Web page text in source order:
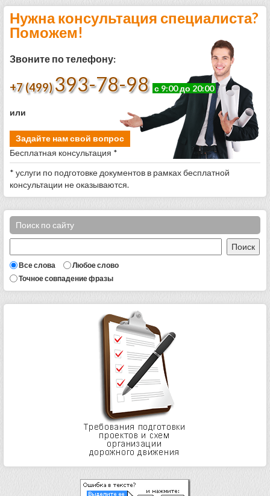
Нужна консультация специалиста?
Поможем!
Звоните по телефону:
+7 (499) 393-78-98 с 9:00 до 20:00
или
Задайте нам свой вопрос
Бесплатная консультация *
* услуги по подготовке документов в рамках бесплатной
консультации не оказываются.
Поиск по сайту
Все слова
Любое слово
Точное совпадение фразы